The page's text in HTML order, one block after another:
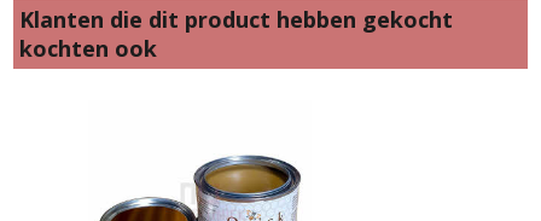
Klanten die dit product hebben gekocht
kochten ook